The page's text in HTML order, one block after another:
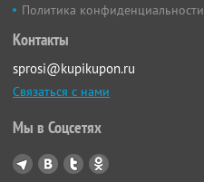
Политика конфиденциальности
Контакты
sprosi@kupikupon.ru
Связаться с нами
Мы в Соцсетях